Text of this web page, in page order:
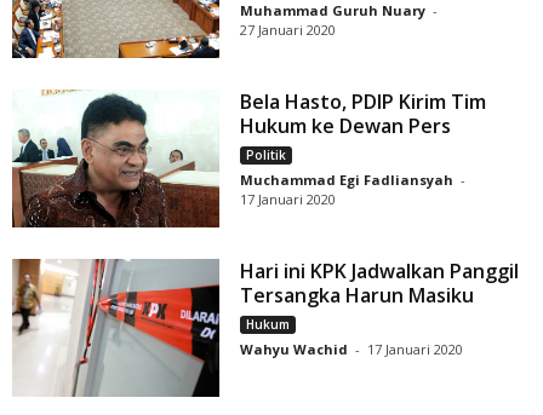
Muhammad Guruh Nuary -
27 Januari 2020
Bela Hasto, PDIP Kirim Tim
Hukum ke Dewan Pers
Politik
Muchammad Egi Fadliansyah -
17 Januari 2020
Hari ini KPK Jadwalkan Panggil
Tersangka Harun Masiku
Hukum
Wahyu Wachid - 17 Januari 2020